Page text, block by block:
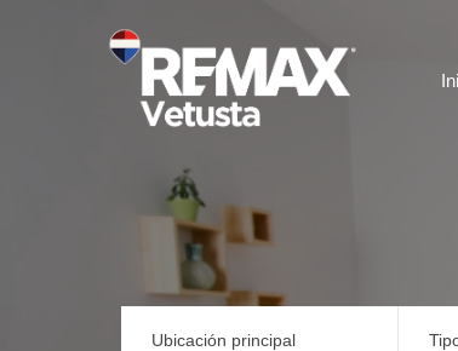
Ubicación principal